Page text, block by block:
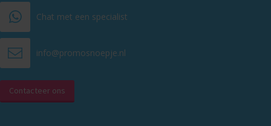
Chat met een specialist
info@promosnoepje.nl
Contacteer ons